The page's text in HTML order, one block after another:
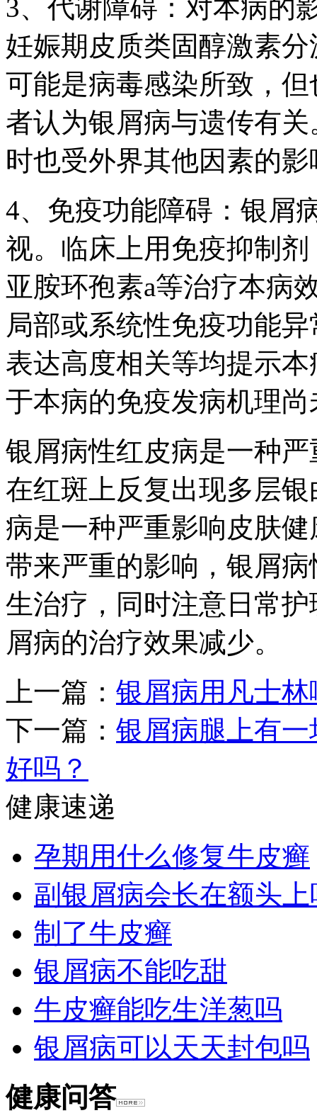
3、代谢障碍：对本病的
妊娠期皮质类固醇激素
可能是病毒感染所致，
者认为银屑病与遗传有
时也受外界其他因素的影
4、免疫功能障碍：银屑
视。临床上用免疫抑制
亚胺环孢素a等治疗本病
局部或系统性免疫功能
表达高度相关等均提示
于本病的免疫发病机理
银屑病性红皮病是一种
在红斑上反复出现多层
病是一种严重影响皮肤
带来严重的影响，银屑
生治疗，同时注意日常
屑病的治疗效果减少。
上一篇： 银屑病用凡士林
下一篇： 银屑病腿上有
好吗？
健康速递
孕期用什么修复牛皮癣
副银屑病会长在额头上
制了牛皮癣
银屑病不能吃甜
牛皮癣能吃生洋葱吗
银屑病可以天天封包吗
健康问答